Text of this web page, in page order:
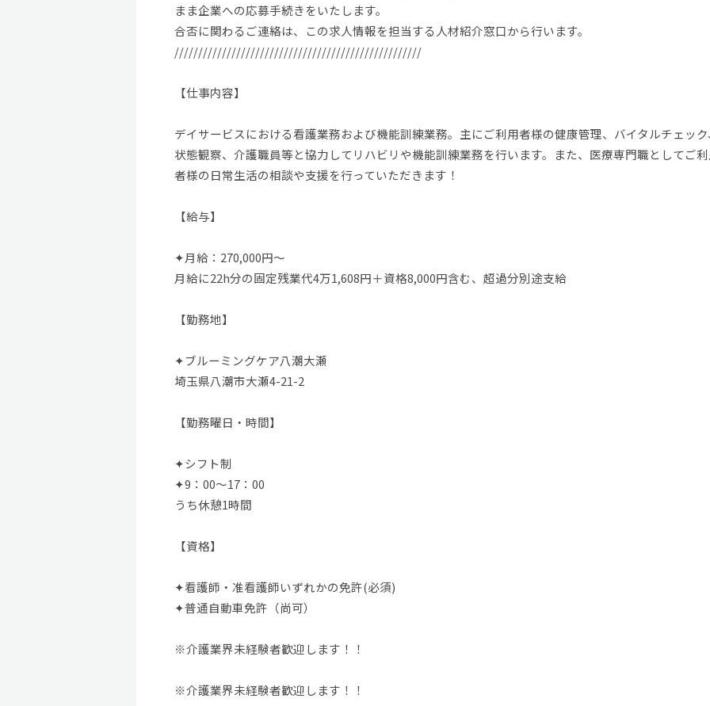
まま企業への応募手続きをいたします。
合否に関わるご連絡は、この求人情報を担当する人材紹介窓口から行います。
////////////////////////////////////////////////////
【仕事内容】
デイサービスにおける看護業務および機能訓練業務。主にご利用者様の健康管理、バイタルチェッ
状態観察、介護職員等と協力してリハビリや機能訓練業務を行います。また、医療専門職としてご
者様の日常生活の相談や支援を行っていただきます！
【給与】
✦月給：270,000円～
月給に22h分の固定残業代4万1,608円＋資格8,000円含む、超過分別途支給
【勤務地】
✦ブルーミングケア八潮大瀬
埼玉県八潮市大瀬4-21-2
【勤務曜日・時間】
✦シフト制
✦9：00～17：00
うち休憩1時間
【資格】
✦看護師・准看護師いずれかの免許(必須)
✦普通自動車免許（尚可）
※介護業界未経験者歓迎します！！
※介護業界未経験者歓迎します！！